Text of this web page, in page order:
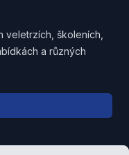
veletrzích, školeních,
a různých